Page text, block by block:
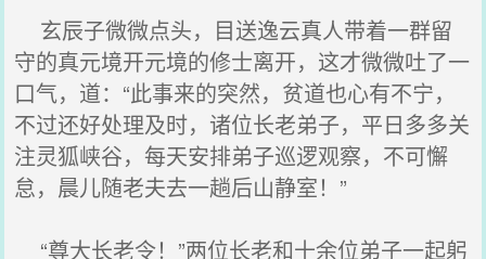
玄辰子微微点头，目送逸云真人带着一群留
守的真元境开元境的修士离开，这才微微吐了一
口气，道：“此事来的突然，贫道也心有不宁，
不过还好处理及时，诸位长老弟子，平日多多关
注灵狐峡谷，每天安排弟子巡逻观察，不可懈
怠，晨儿随老夫去一趟后山静室！”
“尊大长老令！”两位长老和十余位弟子一起躬